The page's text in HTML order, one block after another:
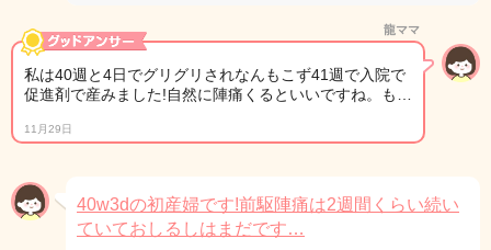
龍ママ
私は40週と4日でグリグリされなんもこず41週で入院で
促進剤で産みました!自然に陣痛くるといいですね。も…
11月29日
40w3dの初産婦です!前駆陣痛は2週間くらい続い
ていておしるしはまだです…